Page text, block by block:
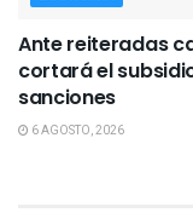
Ante reiteradas
cortará el
sanciones
6 AGOSTO, 2026